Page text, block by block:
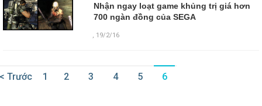
Nhận ngay loạt game khủng trị giá hơn
700 ngàn đồng của SEGA
, 19/2/16
< Trước 1 2 3 4 5 6